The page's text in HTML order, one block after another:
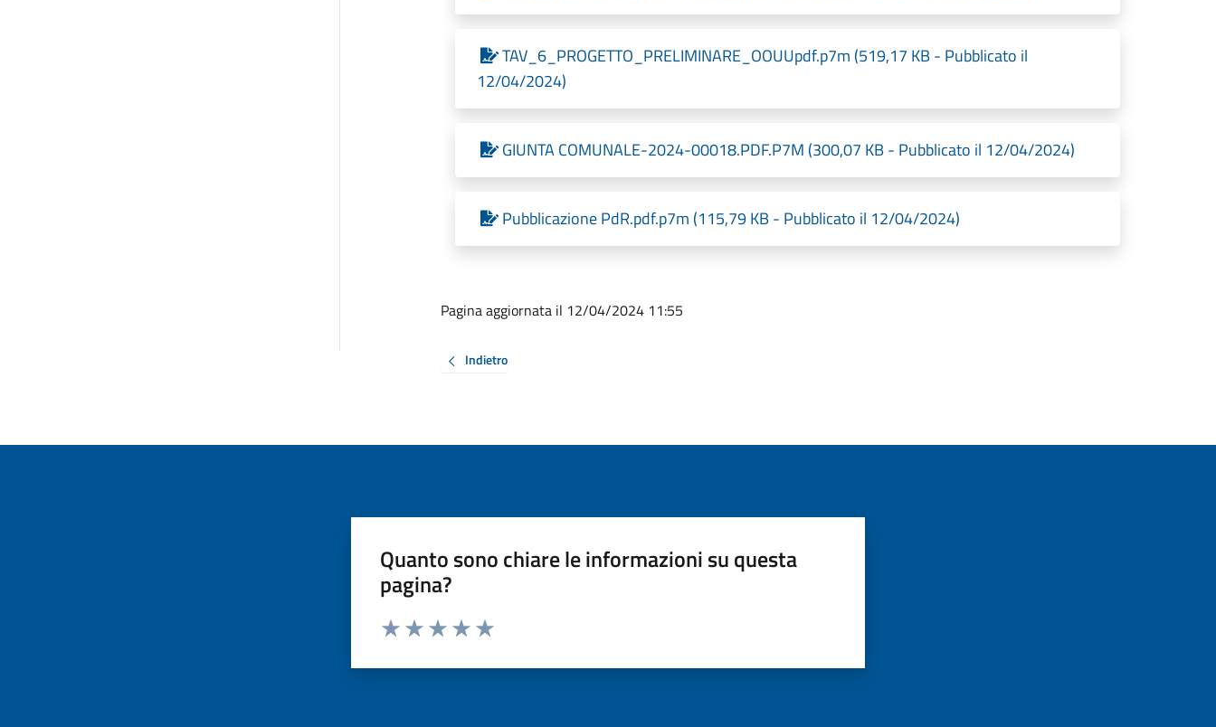
TAV_6_PROGETTO_PRELIMINARE_OOUUpdf.p7m (519,17 KB - Pubblicato il
12/04/2024)
GIUNTA COMUNALE-2024-00018.PDF.P7M (300,07 KB - Pubblicato il 12/04/2024)
Pubblicazione PdR.pdf.p7m (115,79 KB - Pubblicato il 12/04/2024)
Pagina aggiornata il 12/04/2024 11:55
Indietro
Quanto sono chiare le informazioni su questa
pagina?
Valuta da 1 a 5 stelle la pagina